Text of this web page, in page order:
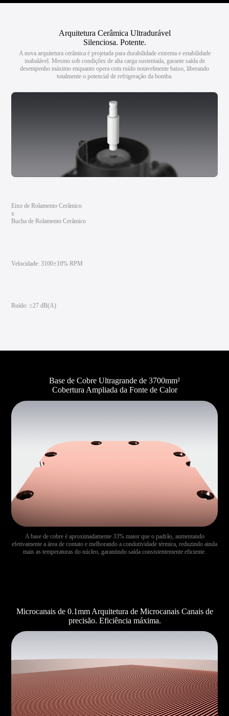
Arquitetura Cerâmica Ultradurável
Silenciosa. Potente.
A nova arquitetura cerâmica é projetada para durabilidade extrema e estabilidade
inabalável. Mesmo sob condições de alta carga sustentada, garante saída de
desempenho máximo enquanto opera com ruído notavelmente baixo, liberando
totalmente o potencial de refrigeração da bomba.
Eixo de Rolamento Cerâmico
x
Bucha de Rolamento Cerâmico
Velocidade: 3100±10% RPM
Ruído: ≤27 dB(A)
Base de Cobre Ultragrande de 3700mm²
Cobertura Ampliada da Fonte de Calor
A base de cobre é aproximadamente 33% maior que o padrão, aumentando
efetivamente a área de contato e melhorando a condutividade térmica, reduzindo ainda
mais as temperaturas do núcleo, garantindo saída consistentemente eficiente.
Microcanais de 0.1mm Arquitetura de Microcanais Canais de
precisão. Eficiência máxima.